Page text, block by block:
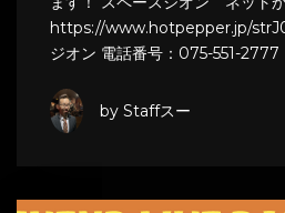
https://www.hotpepper.jp/
ジオン 電話番号：075-551-2777
by Staffスー